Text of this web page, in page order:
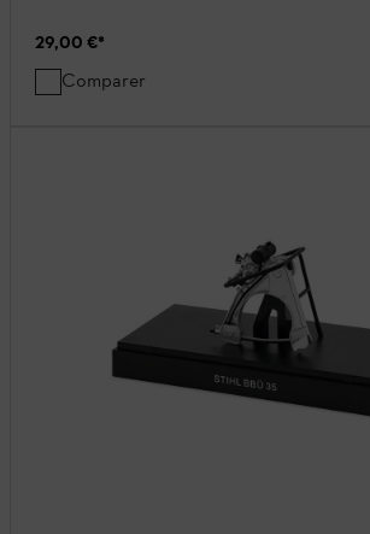
29,00 €*
Comparer